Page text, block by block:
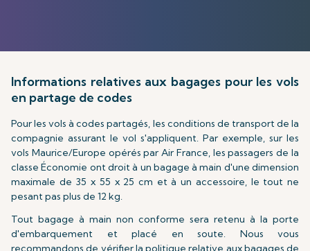
Informations relatives aux bagages pour les vols
en partage de codes
Pour les vols à codes partagés, les conditions de transport de la
compagnie assurant le vol s'appliquent. Par exemple, sur les
vols Maurice/Europe opérés par Air France, les passagers de la
classe Économie ont droit à un bagage à main d'une dimension
maximale de 35 x 55 x 25 cm et à un accessoire, le tout ne
pesant pas plus de 12 kg.
Tout bagage à main non conforme sera retenu à la porte
d'embarquement et placé en soute. Nous vous
recommandons de vérifier la politique relative aux bagages de